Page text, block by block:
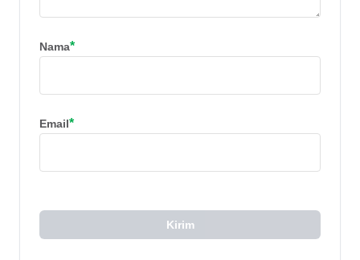
Nama*
Email*
Kirim